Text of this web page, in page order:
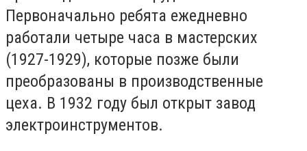
Первоначально ребята ежедневно
работали четыре часа в мастерских
(1927-1929), которые позже были
преобразованы в производственные
цеха. В 1932 году был открыт завод
электроинструментов.